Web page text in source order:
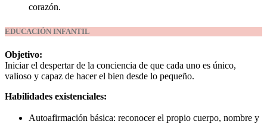
corazón.
EDUCACIÓN INFANTIL
Objetivo:
Iniciar el despertar de la conciencia de que cada uno es único,
valioso y capaz de hacer el bien desde lo pequeño.
Habilidades existenciales:
Autoafirmación básica: reconocer el propio cuerpo, nombre y